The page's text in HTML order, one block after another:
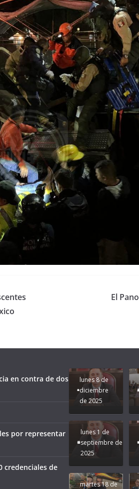
El
en contra de dos
por representar
credenciales de
lunes 8 de
diciembre
de 2025
Apoyo y
Seguimos la
Ruta que
Marca
Nuestra
Rocío Nahle.
lunes 1 de
septiembre de
2025
Difamación
martes 18 de